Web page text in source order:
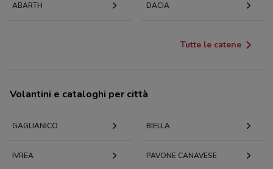
ABARTH DACIA
Tutte le catene
Volantini e cataloghi per città
GAGLIANICO BIELLA
IVREA PAVONE CANAVESE